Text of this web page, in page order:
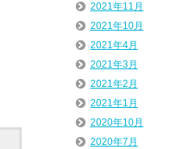
2021年11月
2021年10月
2021年4月
2021年3月
2021年2月
2021年1月
2020年10月
2020年7月